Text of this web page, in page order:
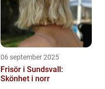
06 september 2025
Frisör i Sundsvall:
Skönhet i norr